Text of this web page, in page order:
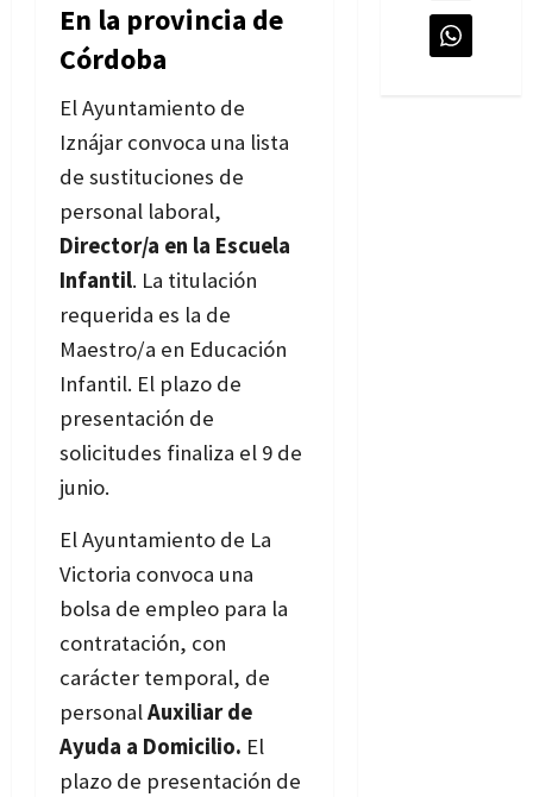
En la provincia de
Córdoba
El Ayuntamiento de
Iznájar convoca una lista
de sustituciones de
personal laboral,
Director/a en la Escuela
Infantil. La titulación
requerida es la de
Maestro/a en Educación
Infantil. El plazo de
presentación de
solicitudes finaliza el 9 de
junio.
El Ayuntamiento de La
Victoria convoca una
bolsa de empleo para la
contratación, con
carácter temporal, de
personalAuxiliar de
Ayuda a Domicilio. El
plazo de presentación de